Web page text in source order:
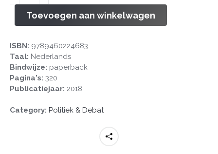
aantal
Toevoegen aan winkelwagen
ISBN: 9789460224683
Taal: Nederlands
Bindwijze: paperback
Pagina's: 320
Publicatiejaar: 2018
Category: Politiek & Debat